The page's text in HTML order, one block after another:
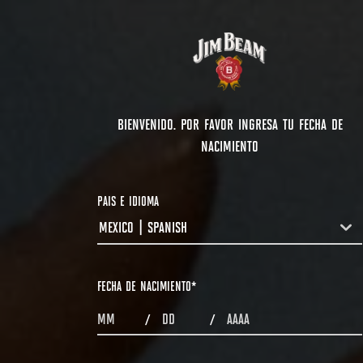
BIENVENIDO. POR FAVOR INGRESA TU FECHA DE
NACIMIENTO
PAIS E IDIOMA
COUNTRYDROPDOWN
MEXICO | SPANISH
FECHA DE NACIMIENTO*
MONTHS
/ DAYS / YEAR